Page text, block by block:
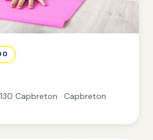
Capbreton · Capbreton